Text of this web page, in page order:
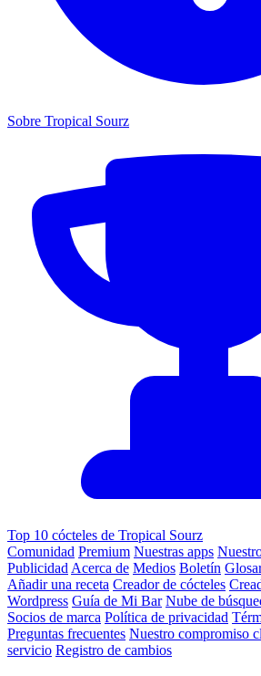
Sobre Tropical Sourz
Top 10 cócteles de Tropical Sourz
Comunidad Premium Nuestras apps
Publicidad Acerca de Medios Boletín
Añadir una receta Creador de cócteles
Wordpress Guía de Mi Bar Nube de
Socios de marca Política de privacidad
Preguntas frecuentes Nuestro compromiso
servicio Registro de cambios